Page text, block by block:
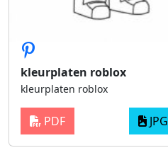
kleurplaten roblox
kleurplaten roblox
PDF JPG